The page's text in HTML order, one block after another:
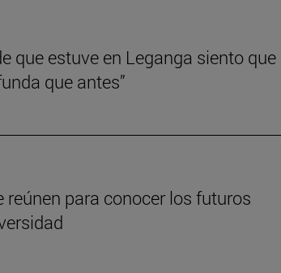
que estuve en Leganga siento
que antes”
para conocer los futuros